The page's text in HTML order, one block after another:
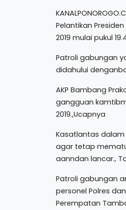
Pelantikan
2019 mulai pukul
Patroli gabungan
didahului
AKP Bambang
gangguan
2019.,Ucapnya
Kasatlantas
agar tetap
aanndan lancar.,
Patroli gabungan
personel Polres
Perempatan